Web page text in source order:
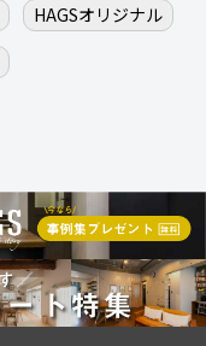
HAGSオリジナル